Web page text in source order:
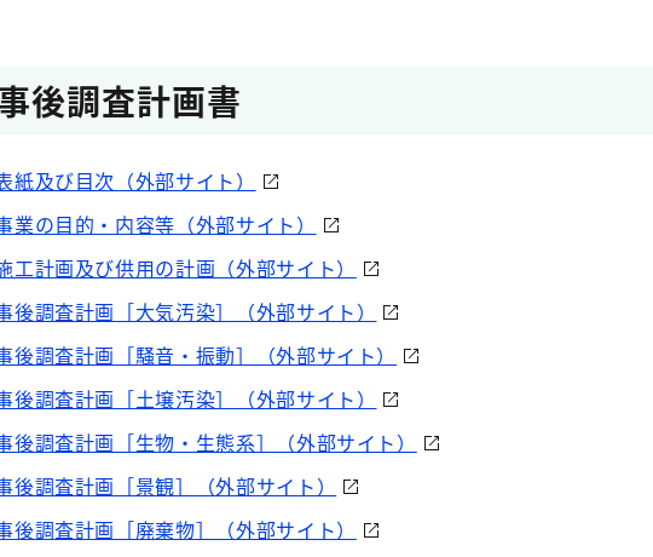
後調査計画書
紙及び目次（外部サイト）
業の目的・内容等（外部サイト）
工計画及び供用の計画（外部サイト）
後調査計画［大気汚染］（外部サイト）
後調査計画［騒音・振動］（外部サイト）
後調査計画［土壌汚染］（外部サイト）
後調査計画［生物・生態系］（外部サイト）
後調査計画［景観］（外部サイト）
後調査計画［廃棄物］（外部サイト）